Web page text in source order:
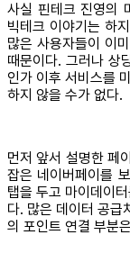
사실 핀테크 진영의
빅테크 이야기는 하
많은 사용자들이 이
때문이다. 그러나 상
인가 이후 서비스를
하지 않을 수가 없다.
먼저 앞서 설명한 페
잡은 네이버페이를
탭을 두고 마이데이
다. 많은 데이터 공급
의 포인트 연결 부분